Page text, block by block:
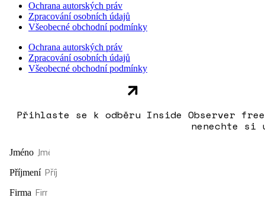
Ochrana autorských práv
Zpracování osobních údajů
Všeobecné obchodní podmínky
Ochrana autorských práv
Zpracování osobních údajů
Všeobecné obchodní podmínky
Přihlaste se k odběru Inside Observer
nenechte si
Jméno
Příjmení
Firma